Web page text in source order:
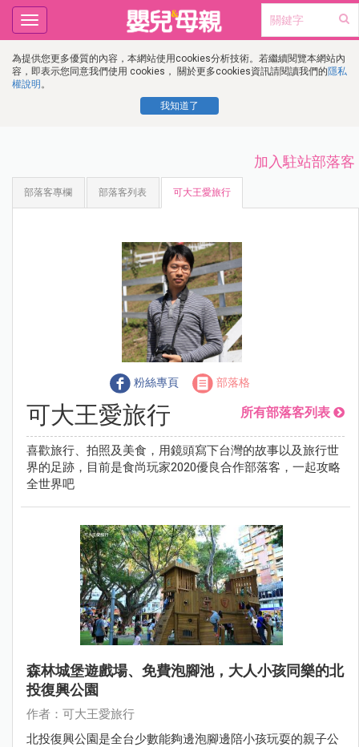
為提供您更多優質的內容，本網站使用cookies分析技術。若繼續閱覽本網站內
容，即表示您同意我們使用 cookies， 關於更多cookies資訊請閱讀我們的隱私
權說明 。
我知道了
Toggle
navigation
加入駐站部落客
部落客專欄 部落客列表 可大王愛旅行
粉絲專頁 部落格
可大王愛旅行 所有部落客列表
喜歡旅行、拍照及美食，用鏡頭寫下台灣的故事以及旅行世
界的足跡，目前是食尚玩家2020優良合作部落客，一起攻略
全世界吧
森林城堡遊戲場、免費泡腳池，大人小孩同樂的北
投復興公園
作者：可大王愛旅行
北投復興公園是全台少數能夠邊泡腳邊陪小孩玩耍的親子公